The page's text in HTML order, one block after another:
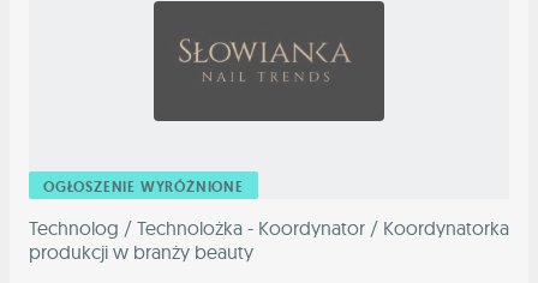
OGŁOSZENIE WYRÓŻNIONE
Technolog / Technolożka - Koordynator / Koordynatorka
produkcji w branży beauty